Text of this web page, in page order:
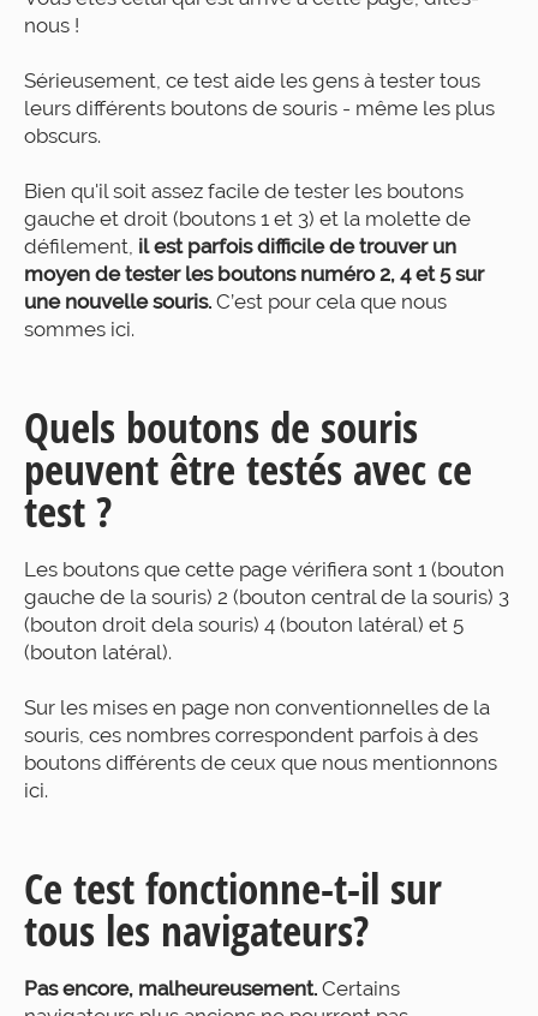
nous !
Sérieusement, ce test aide les gens à tester tous
leurs différents boutons de souris - même les plus
obscurs.
Bien qu'il soit assez facile de tester les boutons
gauche et droit (boutons 1 et 3) et la molette de
défilement, il est parfois difficile de trouver un
moyen de tester les boutons numéro 2, 4 et 5 sur
une nouvelle souris. C’est pour cela que nous
sommes ici.
Quels boutons de souris
peuvent être testés avec ce
test ?
Les boutons que cette page vérifiera sont 1 (bouton
gauche de la souris) 2 (bouton central de la souris) 3
(bouton droit dela souris) 4 (bouton latéral) et 5
(bouton latéral).
Sur les mises en page non conventionnelles de la
souris, ces nombres correspondent parfois à des
boutons différents de ceux que nous mentionnons
ici.
Ce test fonctionne-t-il sur
tous les navigateurs?
Pas encore, malheureusement. Certains